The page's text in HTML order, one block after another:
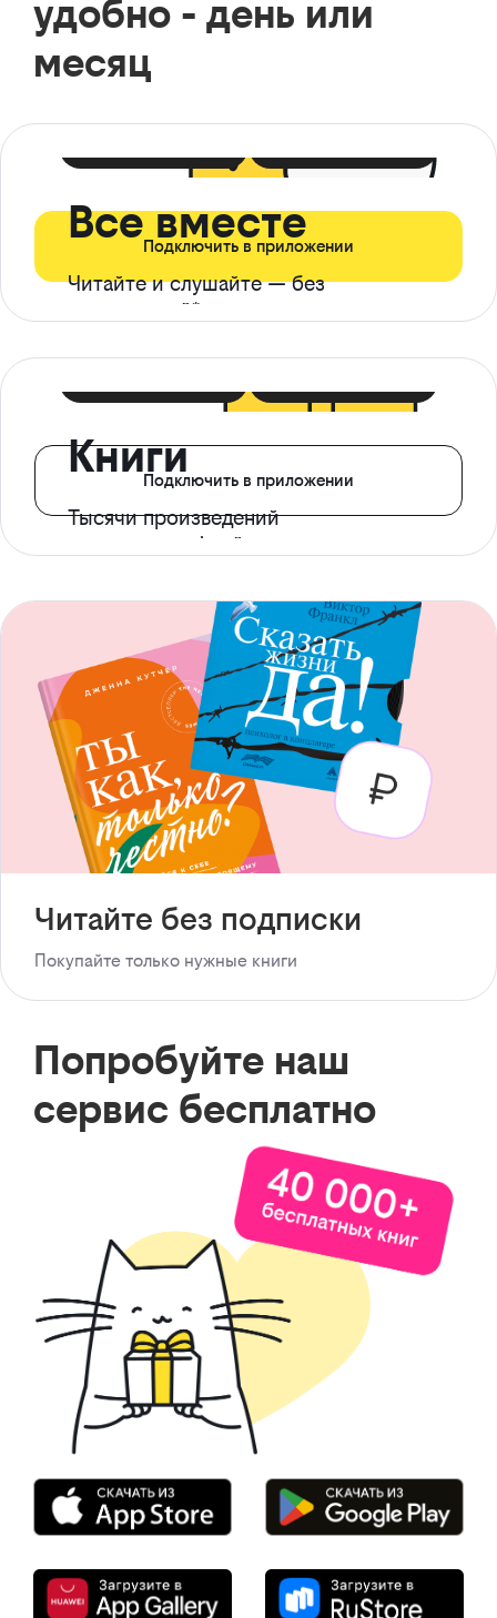
удобно - день или
месяц
Все вместе
Читайте и слушайте — без
ограничений*
Подключить в приложении
Книги
Тысячи произведений
с доступом офлайн
Подключить в приложении
Читайте без подписки
Покупайте только нужные книги
Попробуйте наш
сервис бесплатно